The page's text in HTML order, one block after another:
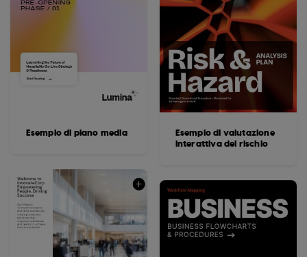
Esempio di piano media
Esempio di valutazione
interattiva del rischio